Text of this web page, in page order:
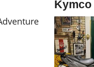
Kymco